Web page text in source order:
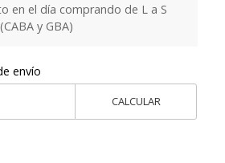
en el día comprando de L a S
y GBA)
envío
CALCULAR